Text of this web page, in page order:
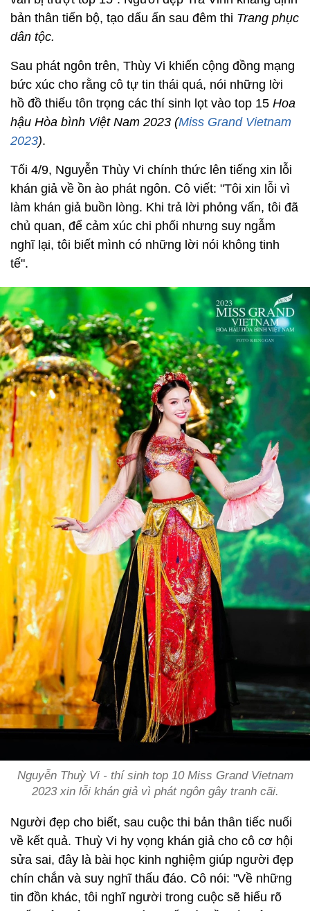
bản thân tiến bộ, tạo dấu ấn sau đêm thi Trang phục
dân tộc.
Sau phát ngôn trên, Thùy Vi khiến cộng đồng mạng
bức xúc cho rằng cô tự tin thái quá, nói những lời
hồ đồ thiếu tôn trọng các thí sinh lọt vào top 15 Hoa
hậu Hòa bình Việt Nam 2023 (Miss Grand Vietnam
2023).
Tối 4/9, Nguyễn Thùy Vi chính thức lên tiếng xin lỗi
khán giả về ồn ào phát ngôn. Cô viết: "Tôi xin lỗi vì
làm khán giả buồn lòng. Khi trả lời phỏng vấn, tôi đã
chủ quan, để cảm xúc chi phối nhưng suy ngẫm
nghĩ lại, tôi biết mình có những lời nói không tinh
tế".
Nguyễn Thuỳ Vi - thí sinh top 10 Miss Grand Vietnam
2023 xin lỗi khán giả vì phát ngôn gây tranh cãi.
Người đẹp cho biết, sau cuộc thi bản thân tiếc nuối
về kết quả. Thuỳ Vi hy vọng khán giả cho cô cơ hội
sửa sai, đây là bài học kinh nghiệm giúp người đẹp
chín chắn và suy nghĩ thấu đáo. Cô nói: "Về những
tin đồn khác, tôi nghĩ người trong cuộc sẽ hiểu rõ